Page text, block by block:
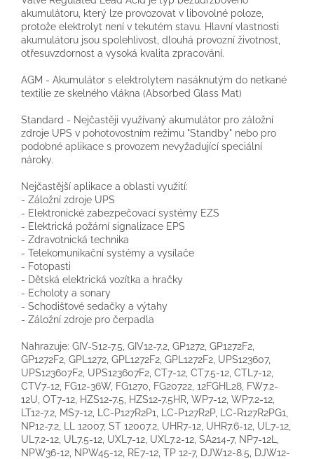
akumulátoru, který lze provozovat v libovolné poloze,
protože elektrolyt není v tekutém stavu. Hlavní vlastnosti
akumulátoru jsou spolehlivost, dlouhá provozní životnost,
otřesuvzdornost a vysoká kvalita zpracování.
AGM - Akumulátor s elektrolytem nasáknutým do netkané
textilie ze skelného vlákna (Absorbed Glass Mat)
Standard - Nejčastěji využívaný akumulátor pro záložní
zdroje UPS v pohotovostním režimu "Standby" nebo pro
podobné aplikace s provozem nevyžadující speciální
nároky.
Nejčastější aplikace a oblasti využití:
- Záložní zdroje UPS
- Elektronické zabezpečovací systémy EZS
- Elektrická požární signalizace EPS
- Zdravotnická technika
- Telekomunikační systémy a vysílače
- Fotopasti
- Dětská elektrická vozítka a hračky
- Echoloty a sonary
- Schodišťové sedačky a výtahy
- Záložní zdroje pro čerpadla
Nahrazuje: GIV-S12-7.5, GIV12-7.2, GP1272, GP1272F2,
GP1272F2, GPL1272, GPL1272F2, GPL1272F2, UPS123607,
UPS123607F2, UPS123607F2, CT7-12, CT7.5-12, CTL7-12,
CTV7-12, FG12-36W, FG1270, FG20722, 12FGHL28, FW7.2-
12U, OT7-12, HZS12-7.5, HZS12-7.5HR, WP7-12, WP7.2-12,
LT12-7.2, MS7-12, LC-P127R2P1, LC-P127R2P, LC-R127R2PG1,
NP12-7.2, LL 12007, ST 12007.2, UHR7-12, UHR7.6-12, UL7-12,
UL7.2-12, UL7.5-12, UXL7-12, UXL7.2-12, SA214-7, NP7-12L,
NPW36-12, NPW45-12, RE7-12, TP 12-7, DJW12-8.5, DJW12-